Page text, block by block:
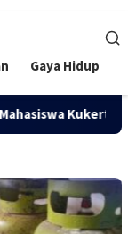
Gaya Hidup
Kukerta